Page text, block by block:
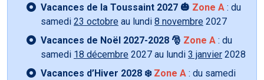
Vacances de la Toussaint 2027 🎃 Zone A : du
samedi 23 octobre au lundi 8 novembre 2027
Vacances de Noël 2027-2028 🎅 Zone A : du
samedi 18 décembre 2027 au lundi 3 janvier 2028
Vacances d’Hiver 2028 ❄️ Zone A : du samedi